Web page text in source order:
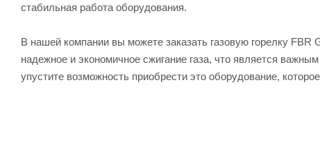
стабильная работа оборудования.
В нашей компании вы можете заказать газовую горелку
надежное и экономичное сжигание газа, что является
упустите возможность приобрести это оборудование,